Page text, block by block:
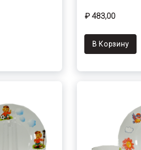
₽ 483,00
В Корзину